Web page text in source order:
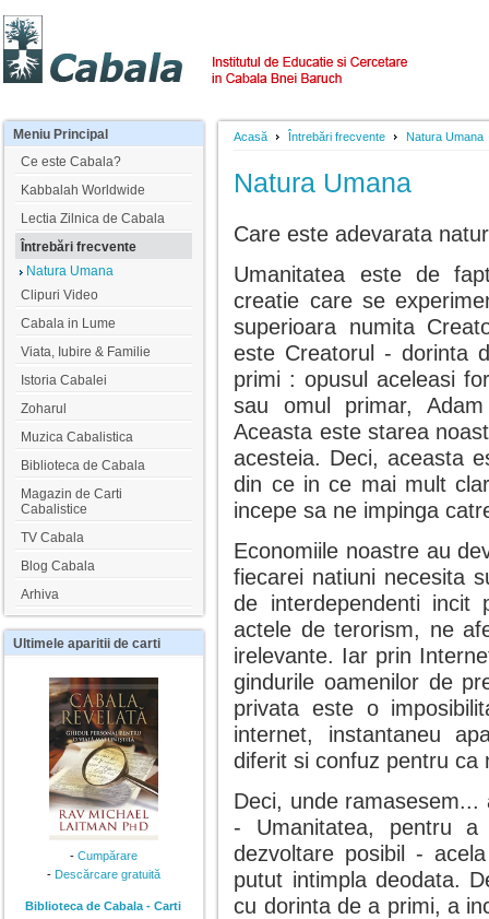
Acasă Întrebări frecvente Natura Umana
Natura Umana
Care este adevarata
Umanitatea este de
creatie care se
superioara numita
este Creatorul - dorinta
primi : opusul aceleasi
sau omul primar,
Aceasta este starea
acesteia. Deci, aceasta
din ce in ce mai mult
incepe sa ne impinga
Economiile noastre au
fiecarei natiuni necesita
de interdependenti incit
actele de terorism, ne
irelevante. Iar prin
gindurile oamenilor de
privata este o
internet, instantaneu
diferit si confuz pentru ca
Deci, unde
- Umanitatea, pentru
dezvoltare posibil -
putut intimpla deodata.
cu dorinta de a primi, a
Meniu Principal
Ce este Cabala?
Kabbalah Worldwide
Lectia Zilnica de Cabala
Întrebări frecvente
Natura Umana
Clipuri Video
Cabala in Lume
Viata, Iubire & Familie
Istoria Cabalei
Zoharul
Muzica Cabalistica
Biblioteca de Cabala
Magazin de Carti
Cabalistice
TV Cabala
Blog Cabala
Arhiva
Ultimele aparitii de carti
- Cumpărare
- Descărcare gratuită
Biblioteca de Cabala - Carti